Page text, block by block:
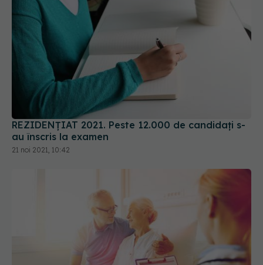
REZIDENȚIAT 2021. Peste 12.000 de candidați s-
au înscris la examen
21 noi 2021, 10:42